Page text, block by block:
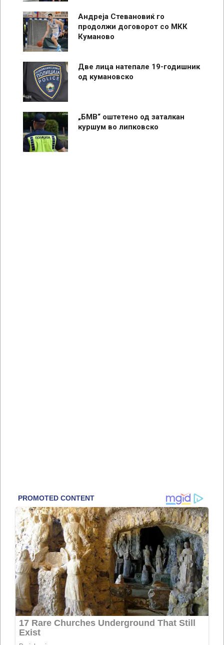
Андреја Стевановиќ го
продолжи договорот со МКК
Куманово
Две лица натепале 19-годишник
од кумановско
„БМВ“ оштетено од заталкан
куршум во липковско